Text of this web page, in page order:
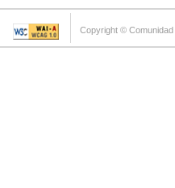
Copyright © Comunidad